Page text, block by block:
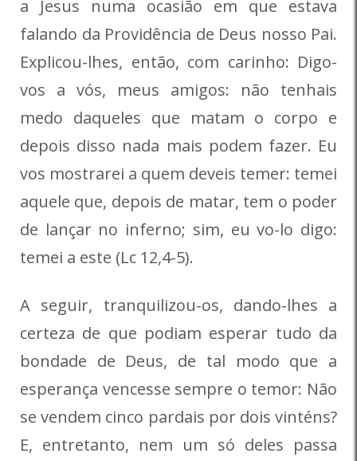
a Jesus numa ocasião em que estava
falando da Providência de Deus nosso Pai.
Explicou-lhes, então, com carinho: Digo-
vos a vós, meus amigos: não tenhais
medo daqueles que matam o corpo e
depois disso nada mais podem fazer. Eu
vos mostrarei a quem deveis temer: temei
aquele que, depois de matar, tem o poder
de lançar no inferno; sim, eu vo-lo digo:
temei a este (Lc 12,4-5).
A seguir, tranquilizou-os, dando-lhes a
certeza de que podiam esperar tudo da
bondade de Deus, de tal modo que a
esperança vencesse sempre o temor: Não
se vendem cinco pardais por dois vinténs?
E, entretanto, nem um só deles passa